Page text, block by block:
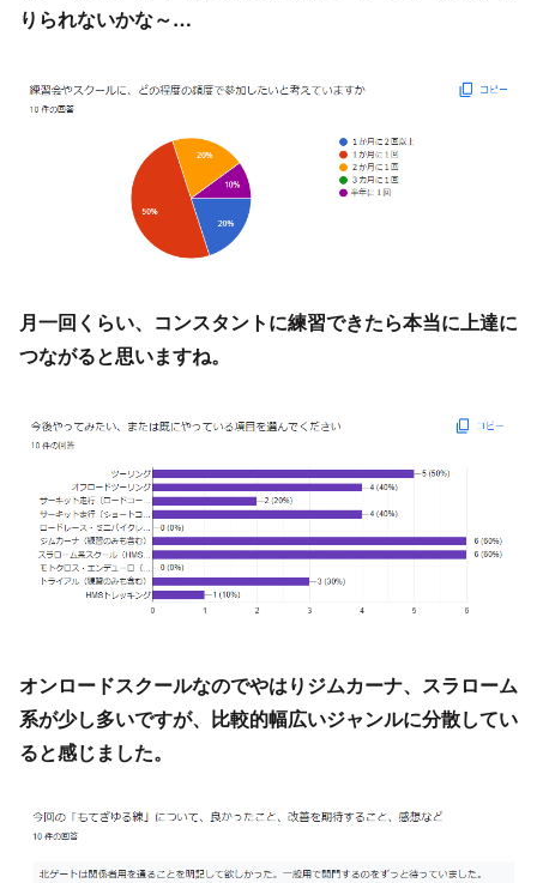
りられないかな～…
月一回くらい、コンスタントに練習できたら本当に上達に
つながると思いますね。
オンロードスクールなのでやはりジムカーナ、スラローム
系が少し多いですが、比較的幅広いジャンルに分散してい
ると感じました。